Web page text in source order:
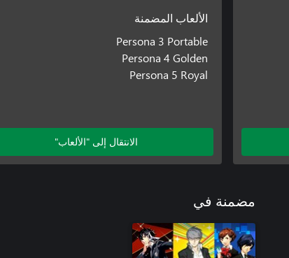
الألعاب المضمنة
Persona 3 Portable
Persona 4 Golden
Persona 5 Royal
الانتقال إلى "الألعاب"
مضمنة في